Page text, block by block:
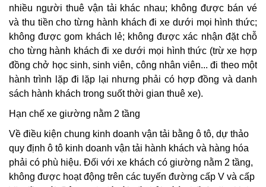
nhiều người thuê vận tải khác nhau; không được bán vé
và thu tiền cho từng hành khách đi xe dưới mọi hình thức;
không được gom khách lẻ; không được xác nhận đặt chỗ
cho từng hành khách đi xe dưới mọi hình thức (trừ xe hợp
đồng chở học sinh, sinh viên, công nhân viên... đi theo một
hành trình lặp đi lặp lại nhưng phải có hợp đồng và danh
sách hành khách trong suốt thời gian thuê xe).
Hạn chế xe giường nằm 2 tầng
Về điều kiện chung kinh doanh vận tải bằng ô tô, dự thảo
quy định ô tô kinh doanh vận tải hành khách và hàng hóa
phải có phù hiệu. Đối với xe khách có giường nằm 2 tầng,
không được hoạt động trên các tuyến đường cấp V và cấp